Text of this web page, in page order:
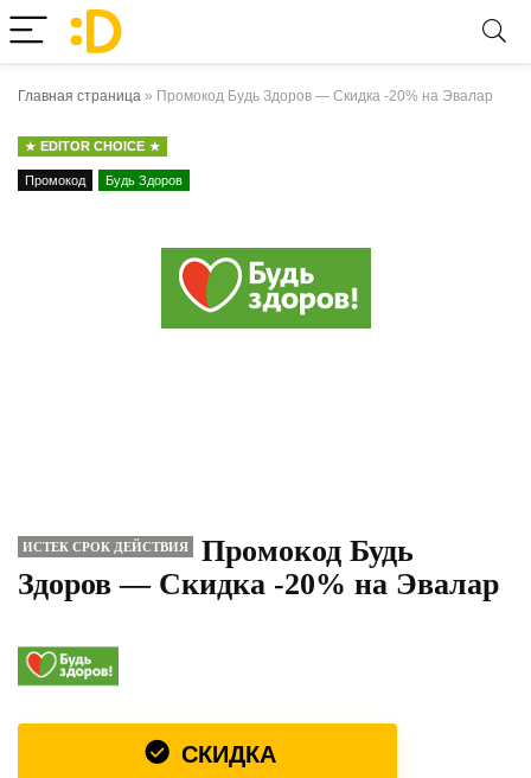
Главная страница » Промокод Будь Здоров — Скидка -20% на Эвалар
EDITOR CHOICE
Промокод Будь Здоров
ИСТЕК СРОК ДЕЙСТВИЯ
Промокод Будь
Здоров — Скидка -20% на Эвалар
СКИДКА